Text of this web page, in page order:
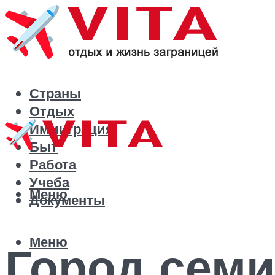
Страны
Отдых
Иммиграция
Быт
Работа
Учеба
Документы
Меню
Меню